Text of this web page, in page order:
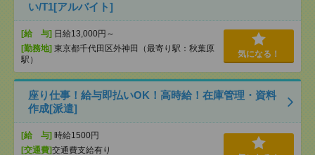
い/T1[アルバイト]
[給 与] 日給13,000円～
[勤務地] 東京都千代田区外神田（最寄り駅：秋葉原
駅）
気になる！
座り仕事！給与即払いOK！高時給！在庫管理・資料
作成[派遣]
[給 与] 時給1500円
[交通費]交通費支給有り